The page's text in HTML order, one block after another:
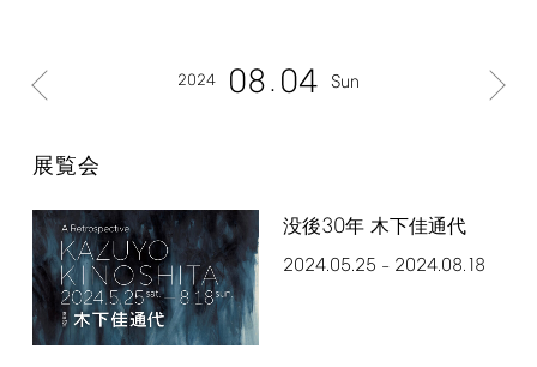
2024 08 04 Sun
展覧会
没後30年 木下佳通代
2024.05.25 – 2024.08.18